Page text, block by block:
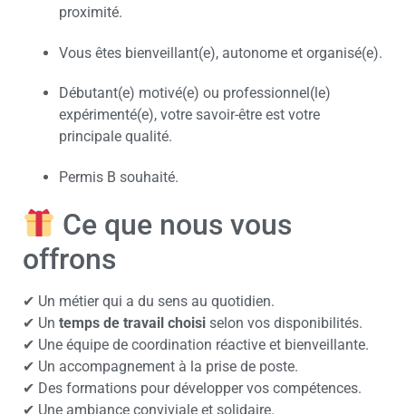
proximité.
Vous êtes bienveillant(e), autonome et organisé(e).
Débutant(e) motivé(e) ou professionnel(le)
expérimenté(e), votre savoir-être est votre
principale qualité.
Permis B souhaité.
Ce que nous vous
offrons
✔ Un métier qui a du sens au quotidien.
✔ Un temps de travail choisi selon vos disponibilités.
✔ Une équipe de coordination réactive et bienveillante.
✔ Un accompagnement à la prise de poste.
✔ Des formations pour développer vos compétences.
✔ Une ambiance conviviale et solidaire.